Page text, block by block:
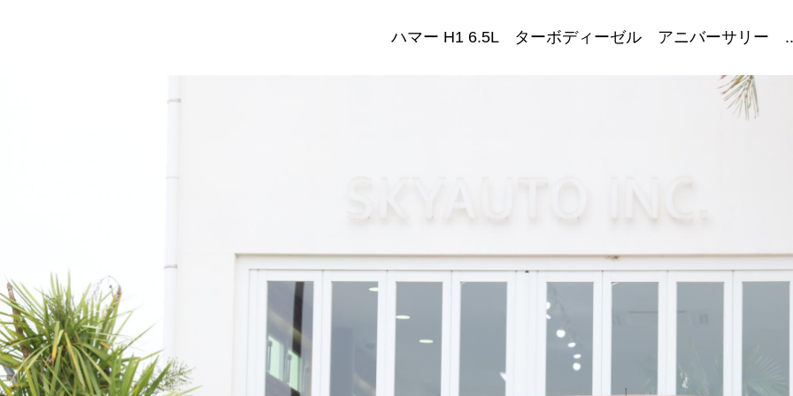
ハマー H1 6.5L ターボディーゼル アニバーサリー